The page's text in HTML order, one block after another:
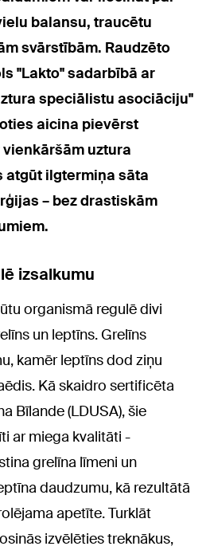
balansu, traucētu
svārstībām. Raudzēto
"Lakto" sadarbībā ar
speciālistu asociāciju"
aicina pievērst
uztura
atgūt ilgtermiņa sāta
– bez drastiskām
izsalkumu
organismā regulē divi
un leptīns. Grelīns
kamēr leptīns dod ziņu
Kā skaidro sertificēta
Bīlande (LDUSA), šie
ar miega kvalitāti -
grelīna līmeni un
daudzumu, kā rezultātā
apetīte. Turklāt
izvēlēties treknākus,